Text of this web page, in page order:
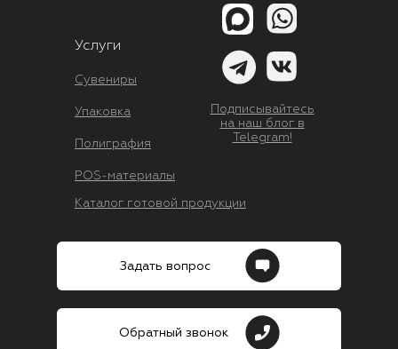
Услуги
Задать вопрос
Обратный звонок
Подписывайтесь
на наш блог в
Telegram!
Сувениры
Упаковка
Полиграфия
Каталог готовой продукции
POS-материалы